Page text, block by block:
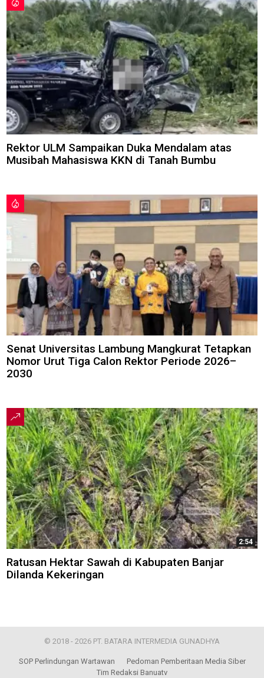
Rektor ULM Sampaikan Duka Mendalam atas
Musibah Mahasiswa KKN di Tanah Bumbu
Senat Universitas Lambung Mangkurat Tetapkan
Nomor Urut Tiga Calon Rektor Periode 2026–
2030
2:54
Ratusan Hektar Sawah di Kabupaten Banjar
Dilanda Kekeringan
© 2018 - 2026 PT. BATARA INTERMEDIA GUNADHYA
SOP Perlindungan Wartawan
Pedoman Pemberitaan Media Siber
Tim Redaksi Banuatv